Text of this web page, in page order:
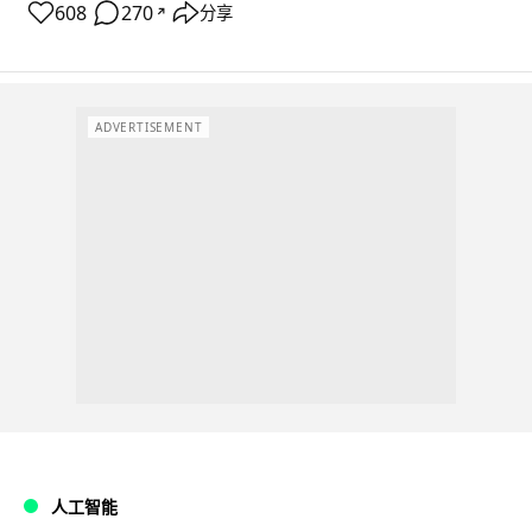
608 270 ↗ 分享
ADVERTISEMENT
人工智能